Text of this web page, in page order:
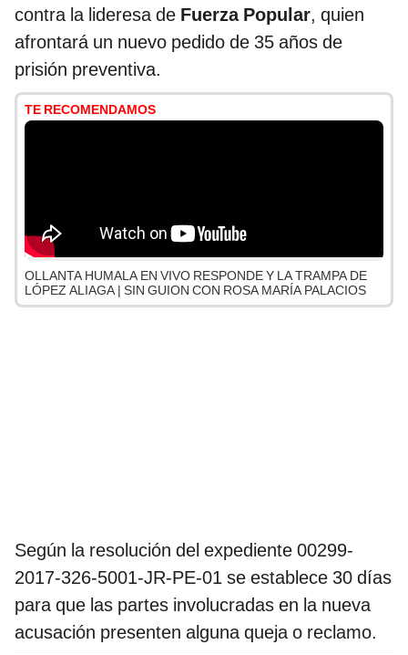
contra la lideresa de Fuerza Popular, quien
afrontará un nuevo pedido de 35 años de
prisión preventiva.
TE RECOMENDAMOS
OLLANTA HUMALA EN VIVO RESPONDE Y LA TRAMPA DE
LÓPEZ ALIAGA | SIN GUION CON ROSA MARÍA PALACIOS
Según la resolución del expediente 00299-
2017-326-5001-JR-PE-01 se establece 30 días
para que las partes involucradas en la nueva
acusación presenten alguna queja o reclamo.